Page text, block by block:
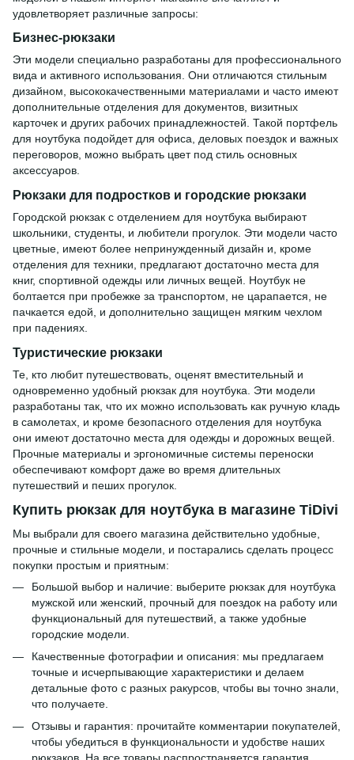
удовлетворяет различные запросы:
Бизнес-рюкзаки
Эти модели специально разработаны для профессионального
вида и активного использования. Они отличаются стильным
дизайном, высококачественными материалами и часто имеют
дополнительные отделения для документов, визитных
карточек и других рабочих принадлежностей. Такой портфель
для ноутбука подойдет для офиса, деловых поездок и важных
переговоров, можно выбрать цвет под стиль основных
аксессуаров.
Рюкзаки для подростков и городские рюкзаки
Городской рюкзак с отделением для ноутбука выбирают
школьники, студенты, и любители прогулок. Эти модели часто
цветные, имеют более непринужденный дизайн и, кроме
отделения для техники, предлагают достаточно места для
книг, спортивной одежды или личных вещей. Ноутбук не
болтается при пробежке за транспортом, не царапается, не
пачкается едой, и дополнительно защищен мягким чехлом
при падениях.
Туристические рюкзаки
Те, кто любит путешествовать, оценят вместительный и
одновременно удобный рюкзак для ноутбука. Эти модели
разработаны так, что их можно использовать как ручную кладь
в самолетах, и кроме безопасного отделения для ноутбука
они имеют достаточно места для одежды и дорожных вещей.
Прочные материалы и эргономичные системы переноски
обеспечивают комфорт даже во время длительных
путешествий и пеших прогулок.
Купить рюкзак для ноутбука в магазине TiDivi
Мы выбрали для своего магазина действительно удобные,
прочные и стильные модели, и постарались сделать процесс
покупки простым и приятным:
Большой выбор и наличие: выберите рюкзак для ноутбука
мужской или женский, прочный для поездок на работу или
функциональный для путешествий, а также удобные
городские модели.
Качественные фотографии и описания: мы предлагаем
точные и исчерпывающие характеристики и делаем
детальные фото с разных ракурсов, чтобы вы точно знали,
что получаете.
Отзывы и гарантия: прочитайте комментарии покупателей,
чтобы убедиться в функциональности и удобстве наших